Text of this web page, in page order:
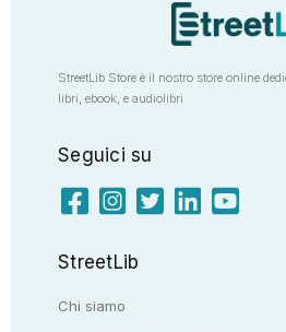
StreetLib Store è il nostro store online
libri, ebook, e audiolibri
Seguici su
StreetLib
Chi siamo